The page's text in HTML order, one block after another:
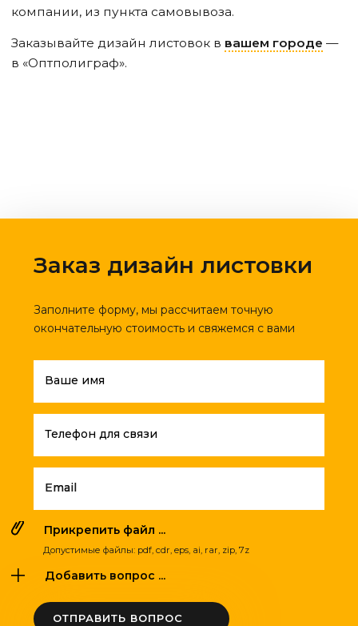
компании, из пункта самовывоза.
Заказывайте дизайн листовок в вашем городе —
в «Оптполиграф».
Заказ дизайн листовки
Заполните форму, мы рассчитаем точную
окончательную стоимость и свяжемся с вами
Ваше имя
Телефон для связи
Email
Прикрепить файл ...
Допустимые файлы: pdf, cdr, eps, ai, rar, zip, 7z
Добавить вопрос ...
ОТПРАВИТЬ ВОПРОС